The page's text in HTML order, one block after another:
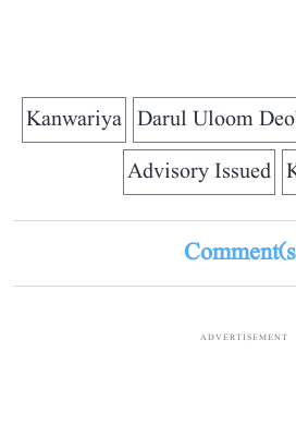
Darul Uloom
Kanwariya
Advisory Issued
ADVERTISEMENT